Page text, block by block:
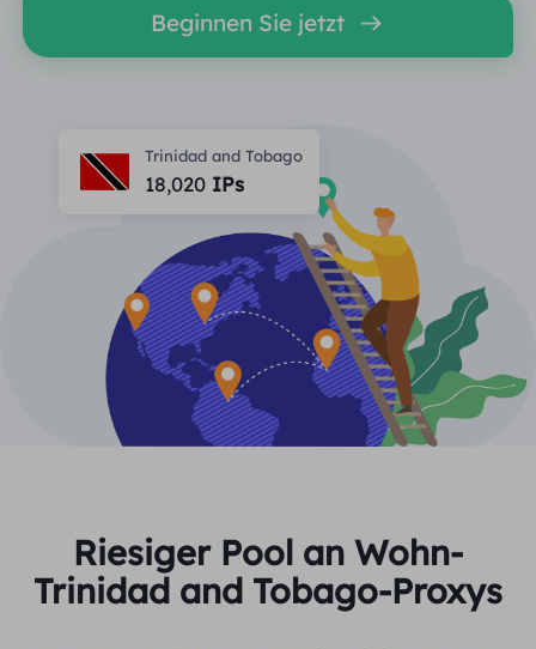
Ich habe kein heating
Unbegrenzter Wohn-Proxy $69.62
Berater für langfristige imap
Anzeigenüberprüfung
Web Scraping und Crawling
Alle anzeigen
Ressourcen
KOSTENLOSE WERKZEUGE
Proxy-Checker
Kostenlose Proxy-Liste
Vereinigte Staaten
HELFEN
Blog
Benutzerhandbuch
Deutsch
English
Việt Nam
Indonesia
77 % Rabattund handeln Sie jetzt!
Wohnimmobilien $0/GB Unbegrenzt $0/Tag
Beginnen Sie jetzt
Trinidad and Tobago
18,020IPs
Riesiger Pool an Wohn-
Trinidad and Tobago-Proxys